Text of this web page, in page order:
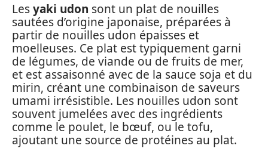
Lesyaki udon sont un plat de nouilles
sautées d’origine japonaise, préparées à
partir de nouilles udon épaisses et
moelleuses. Ce plat est typiquement garni
de légumes, de viande ou de fruits de mer,
et est assaisonné avec de la sauce soja et du
mirin, créant une combinaison de saveurs
umami irrésistible. Les nouilles udon sont
souvent jumelées avec des ingrédients
comme le poulet, le bœuf, ou le tofu,
ajoutant une source de protéines au plat.